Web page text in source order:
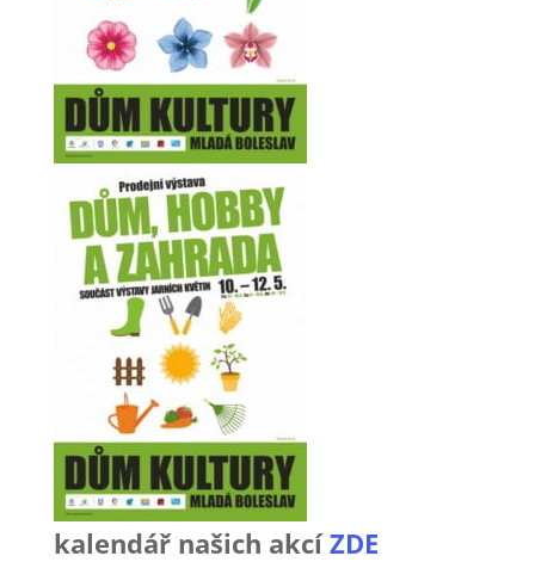
kalendář našich akcíZDE